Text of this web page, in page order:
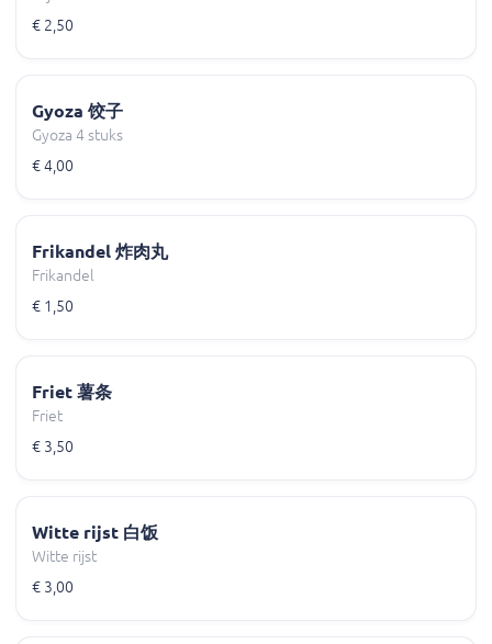
€ 2,50
Gyoza 饺子
Gyoza 4 stuks
€ 4,00
Frikandel 炸肉丸
Frikandel
€ 1,50
Friet 薯条
Friet
€ 3,50
Witte rijst 白饭
Witte rijst
€ 3,00